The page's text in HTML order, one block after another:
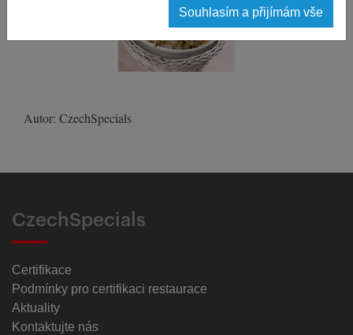
Autor: CzechSpecials
CzechSpecials
Certifikace
Podmínky pro certifikaci restaurace
Aktuality
Kontaktujte nás
Souhlasím a přijímám vše